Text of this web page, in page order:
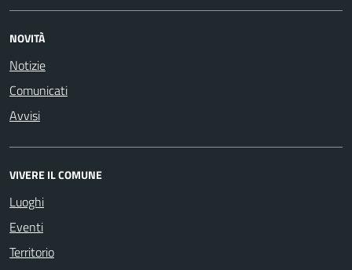
NOVITÀ
Notizie
Comunicati
Avvisi
VIVERE IL COMUNE
Luoghi
Eventi
Territorio